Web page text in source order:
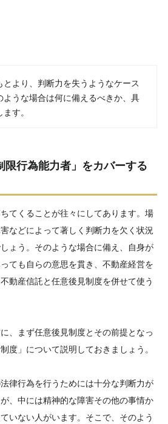
より、判断力を失うようなケース
ような場合は何に備えるべきか、具
す。
限行為能力者」をカバーする
てくることが往々にしてあります。場
などによって著しく判断力を欠く状況
ょう。そのような場合に備え、自身が
ても自らの意思を貫き、不動産経営を
動産信託と任意後見制度を併せて使う
、まず任意後見制度とその前提となっ
度」について説明しておきましょう。
律行為を行うためには十分な判断力が
、中には精神的な障害その他の事情か
いない人がいます。そこで、そのよう